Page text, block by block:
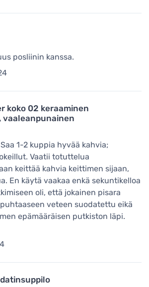
posliinin kanssa.
koko 02 keraaminen
vaaleanpunainen
1-2 kuppia hyvää kahvia;
Vaatii totuttelua
keittää kahvia keittimen sijaan,
En käytä vaakaa enkä sekuntikelloa
oli, että jokainen pisara
veteen suodatettu eikä
epämääräisen putkiston läpi.